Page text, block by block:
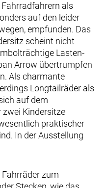
als
auf den leider
empfunden. Das
scheint nicht
Lasten-
Arrow übertrumpfen
Als charmante
Longtailräder als
auf dem
zwei Kindersitze
praktischer
In der Ausstellung
zum